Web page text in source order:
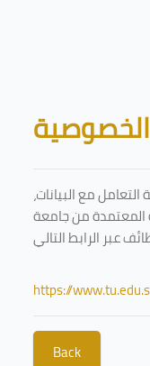
Blocks
مع البيانات،
من جامعة
https://
Back